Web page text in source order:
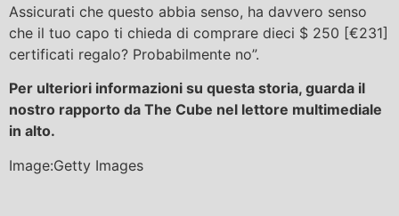
Assicurati che questo abbia senso, ha davvero senso
che il tuo capo ti chieda di comprare dieci $ 250 [€231]
certificati regalo? Probabilmente no”.
Per ulteriori informazioni su questa storia, guarda il
nostro rapporto da The Cube nel lettore multimediale
in alto.
Image:Getty Images